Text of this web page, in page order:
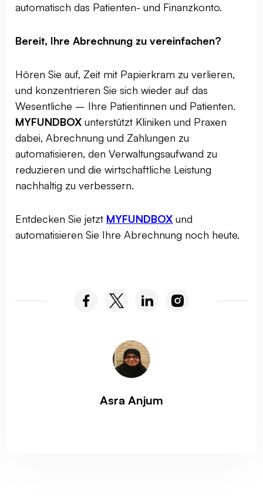
automatisch das Patienten- und Finanzkonto.
Bereit, Ihre Abrechnung zu vereinfachen?
Hören Sie auf, Zeit mit Papierkram zu verlieren,
und konzentrieren Sie sich wieder auf das
Wesentliche – Ihre Patientinnen und Patienten.
MYFUNDBOX unterstützt Kliniken und Praxen
dabei, Abrechnung und Zahlungen zu
automatisieren, den Verwaltungsaufwand zu
reduzieren und die wirtschaftliche Leistung
nachhaltig zu verbessern.
Entdecken Sie jetzt MYFUNDBOX und
automatisieren Sie Ihre Abrechnung noch heute.
Asra Anjum